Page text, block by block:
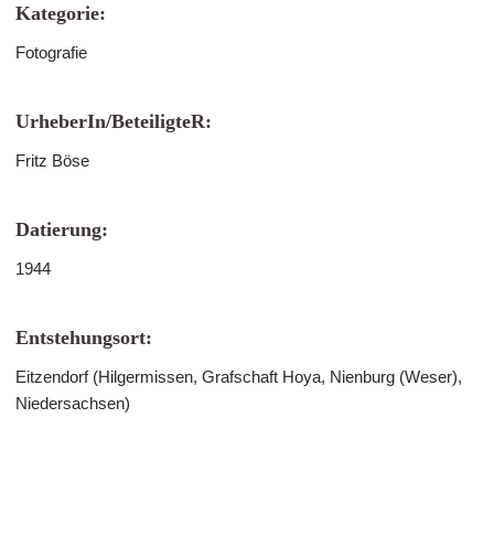
Kategorie:
Fotografie
UrheberIn/BeteiligteR:
Fritz Böse
Datierung:
1944
Entstehungsort:
Eitzendorf (Hilgermissen, Grafschaft Hoya, Nienburg (Weser),
Niedersachsen)